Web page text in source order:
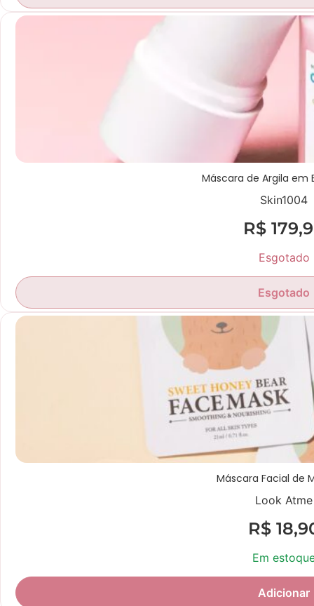
Máscara de Argila em
Skin1004
R$
Esgotado
Esgotado
Máscara Facial de
Look Atme
R$
Em
Adicionar